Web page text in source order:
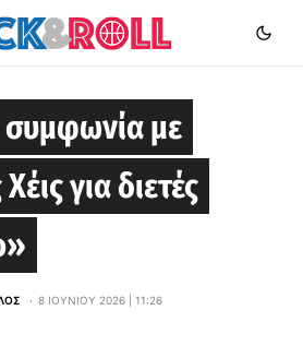
συμφωνία με
για διετές
8 ΙΟΥΝΊΟΥ 2026 | 11:26